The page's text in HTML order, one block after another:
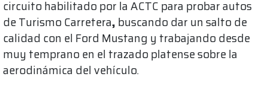
circuito habilitado por la ACTC para probar autos
de Turismo Carretera, buscando dar un salto de
calidad con el Ford Mustang y trabajando desde
muy temprano en el trazado platense sobre la
aerodinámica del vehículo.